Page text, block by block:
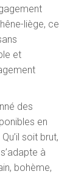
liège, ce
et
des
en
soit brut,
à
bohème,